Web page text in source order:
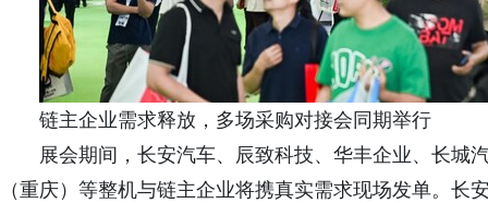
链主企业需求释放，多场采购对接会同期举行
展会期间，长安汽车、辰致科技、华丰企业、长城
（重庆）等整机与链主企业将携真实需求现场发单。